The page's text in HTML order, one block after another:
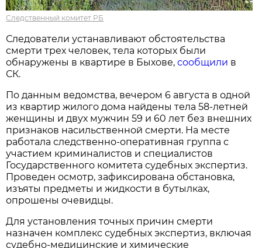
Следственный комитет РБ
Следователи устанавливают обстоятельства
смерти трех человек, тела которых были
обнаружены в квартире в Быхове,сообщили в
СК.
По данным ведомства, вечером 6 августа в одной
из квартир жилого дома найдены тела 58-летней
женщины и двух мужчин 59 и 60 лет без внешних
признаков насильственной смерти. На месте
работала следственно-оперативная группа с
участием криминалистов и специалистов
Государственного комитета судебных экспертиз.
Проведен осмотр, зафиксирована обстановка,
изъяты предметы и жидкости в бутылках,
опрошены очевидцы.
Для установления точных причин смерти
назначен комплекс судебных экспертиз, включая
судебно-медицинские и химические